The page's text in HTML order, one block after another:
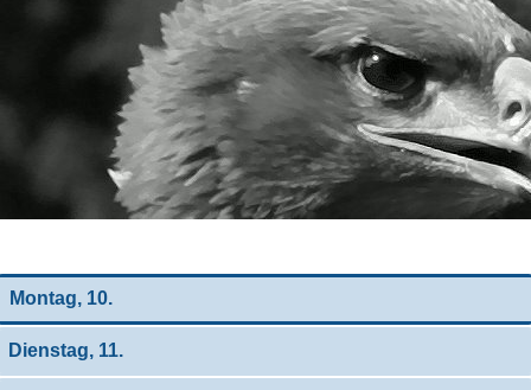
Montag, 10.
Dienstag, 11.